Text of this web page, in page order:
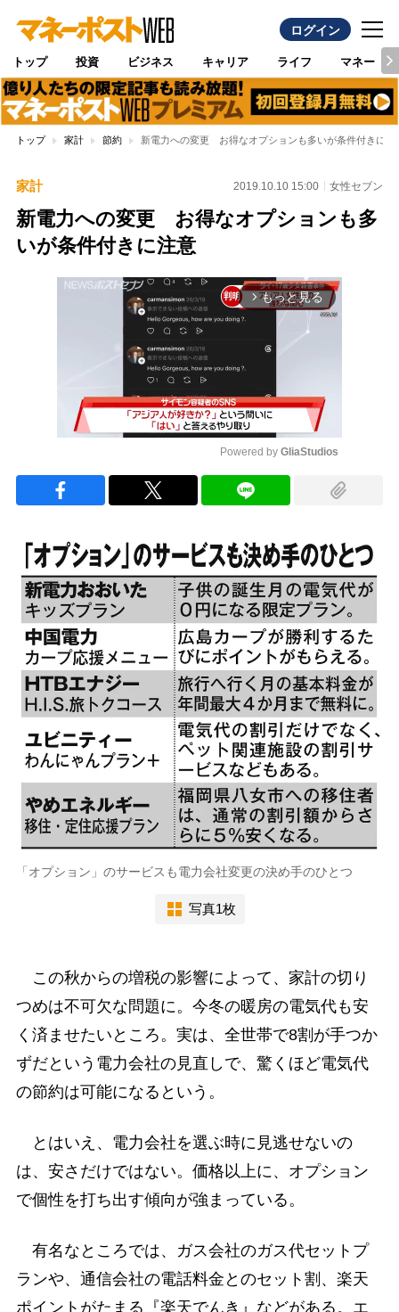
ログイン
トップ 投資 ビジネス キャリア ライフ マネー
トップ 家計 節約 新電力への変更 お得なオプションも多いが条件付きに注
家計 2019.10.10 15:00 女性セブン
新電力への変更 お得なオプションも多
いが条件付きに注意
arrow_forward_ios もっと見る
Powered by GliaStudios
「オプション」のサービスも電力会社変更の決め手のひとつ
写真1枚
この秋からの増税の影響によって、家計の切り
つめは不可欠な問題に。今冬の暖房の電気代も安
く済ませたいところ。実は、全世帯で8割が手つか
ずだという電力会社の見直しで、驚くほど電気代
の節約は可能になるという。
とはいえ、電力会社を選ぶ時に見逃せないの
は、安さだけではない。価格以上に、オプション
で個性を打ち出す傾向が強まっている。
有名なところでは、ガス会社のガス代セットプ
ランや、通信会社の電話料金とのセット割、楽天
ポイントがたまる『楽天でんき』などがある。エ